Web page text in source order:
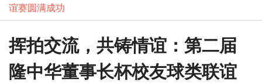
谊赛圆满成功
挥拍交流，共铸情谊：第二届
隆中华董事长杯校友球类联谊